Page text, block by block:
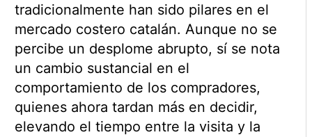
tradicionalmente han sido pilares en el
mercado costero catalán. Aunque no se
percibe un desplome abrupto, sí se nota
un cambio sustancial en el
comportamiento de los compradores,
quienes ahora tardan más en decidir,
elevando el tiempo entre la visita y la